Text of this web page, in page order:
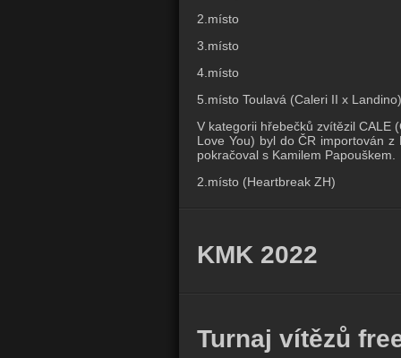
2.místo
3.místo
4.místo
5.místo Toulavá (Caleri II x Landino)
V kategorii hřebečků zvítězil CALE
Love You) byl do ČR importován
pokračoval s Kamilem Papouškem.
2.místo (Heartbreak ZH)
KMK 2022
Turnaj vítězů